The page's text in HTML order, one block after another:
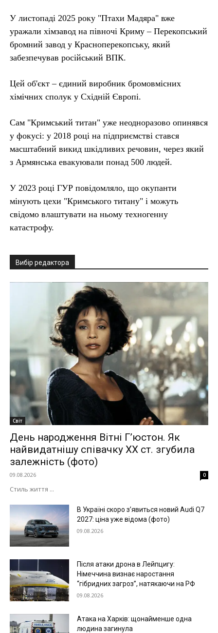
У листопаді 2025 року "Птахи Мадяра" вже
уражали хімзавод на півночі Криму – Перекопський
бромний завод у Красноперекопську, який
забезпечував російський ВПК.
Цей об'єкт – єдиний виробник бромовмісних
хімічних сполук у Східній Європі.
Сам "Кримський титан" уже неодноразово опинявся
у фокусі: у 2018 році на підприємстві стався
масштабний викид шкідливих речовин, через який
з Армянська евакуювали понад 500 людей.
У 2023 році ГУР повідомляло, що окупанти
мінують цехи "Кримського титану" і можуть
свідомо влаштувати на ньому техногенну
катастрофу.
Вибір редактора
Світ
День народження Вітні Гʼюстон. Як
найвидатнішу співачку ХХ ст. згубила
залежність (фото)
09.08.2026 0
Стиль життя ...
В Україні скоро з’явиться новий Audi Q7
2027: ціна уже відома (фото)
09.08.2026
Після атаки дрона в Лейпцигу:
Німеччина визнає наростання
“гібридних загроз”, натякаючи на РФ
09.08.2026
Атака на Харків: щонайменше одна
людина загинула